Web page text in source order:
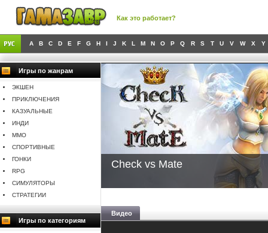
Как это работает?
A B C D E F G H I J K L M N O P Q R S T U V W X Y
Игры по жанрам
ЭКШЕН
ПРИКЛЮЧЕНИЯ
КАЗУАЛЬНЫЕ
ИНДИ
MMO
СПОРТИВНЫЕ
ГОНКИ
RPG
СИМУЛЯТОРЫ
СТРАТЕГИИ
Игры по категориям
Check vs Mate
Видео